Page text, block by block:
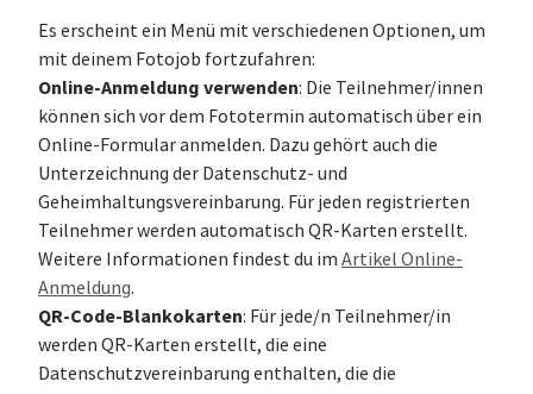
Es erscheint ein Menü mit verschiedenen Optionen, um
mit deinem Fotojob fortzufahren:
Online-Anmeldung verwenden: Die Teilnehmer/innen
können sich vor dem Fototermin automatisch über ein
Online-Formular anmelden. Dazu gehört auch die
Unterzeichnung der Datenschutz- und
Geheimhaltungsvereinbarung. Für jeden registrierten
Teilnehmer werden automatisch QR-Karten erstellt.
Weitere Informationen findest du im Artikel Online-
Anmeldung.
QR-Code-Blankokarten: Für jede/n Teilnehmer/in
werden QR-Karten erstellt, die eine
Datenschutzvereinbarung enthalten, die die